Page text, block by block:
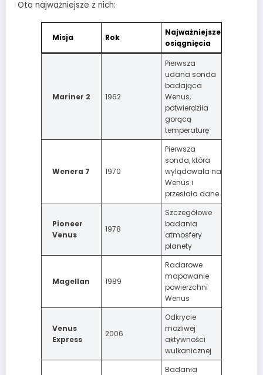
Oto najważniejsze z nich:
Misja Rok
Najważniejsze
osiągnięcia
Mariner 2 1962
Pierwsza
udana sonda
badająca
Wenus,
potwierdziła
gorącą
temperaturę
Wenera 7 1970
Pierwsza
sonda, która
wylądowała na
Wenus i
przesłała dane
Pioneer
Venus
1978
Szczegółowe
badania
atmosfery
planety
Magellan 1989
Radarowe
mapowanie
powierzchni
Wenus
Venus
Express
2006
Odkrycie
możliwej
aktywności
wulkanicznej
Badania